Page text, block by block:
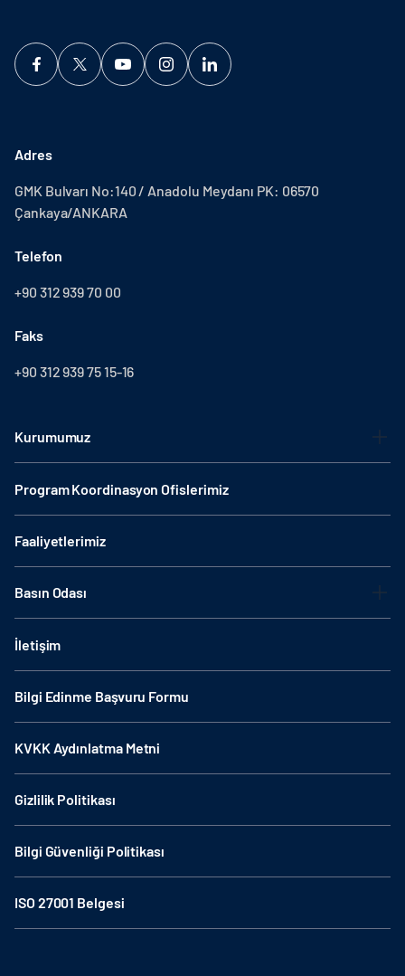
Adres
GMK Bulvarı No:140 / Anadolu Meydanı PK: 06570
Çankaya/ANKARA
Telefon
+90 312 939 70 00
Faks
+90 312 939 75 15-16
Kurumumuz
Program Koordinasyon Ofislerimiz
Faaliyetlerimiz
Basın Odası
İletişim
Bilgi Edinme Başvuru Formu
KVKK Aydınlatma Metni
Gizlilik Politikası
Bilgi Güvenliği Politikası
ISO 27001 Belgesi